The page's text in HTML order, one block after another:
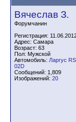
Вячеслав З.
Форумчанин
Регистрация:
Адрес: Самара
Возраст: 63
Пол: Мужской
Автомобиль: Ларгус
02D
Сообщений: 1,809
Изображений: 20